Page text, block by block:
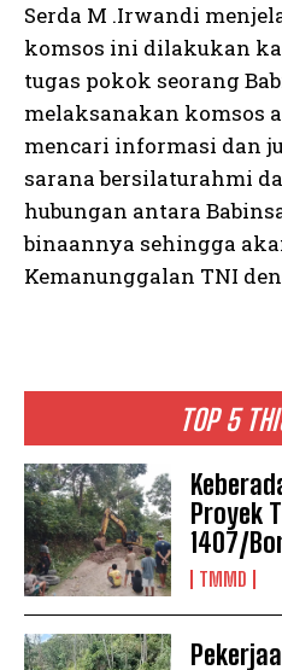
TOP 5
Proyek
1407/
TMMD
Serda M .Irwandi
komsos ini dilakukan
tugas pokok seorang
melaksanakan komsos
mencari informasi dan
sarana bersilaturahmi
hubungan antara
binaannya sehingga
Kemanunggalan TNI